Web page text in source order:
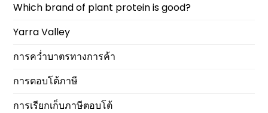
Which brand of plant protein is good?
Yarra Valley
การคว่ำบาตรทางการค้า
การตอบโต้ภาษี
การเรียกเก็บภาษีตอบโต้